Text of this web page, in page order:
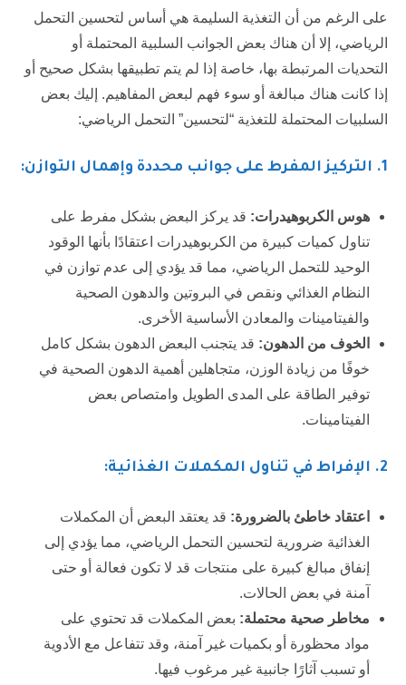
على الرغم من أن التغذية السليمة هي أساس لتحسين التحمل
الرياضي، إلا أن هناك بعض الجوانب السلبية المحتملة أو
التحديات المرتبطة بها، خاصة إذا لم يتم تطبيقها بشكل صحيح أو
إذا كانت هناك مبالغة أو سوء فهم لبعض المفاهيم. إليك بعض
السلبيات المحتملة للتغذية “لتحسين” التحمل الرياضي:
1. التركيز المفرط على جوانب محددة وإهمال التوازن:
هوس الكربوهيدرات: قد يركز البعض بشكل مفرط على
تناول كميات كبيرة من الكربوهيدرات اعتقادًا بأنها الوقود
الوحيد للتحمل الرياضي، مما قد يؤدي إلى عدم توازن في
النظام الغذائي ونقص في البروتين والدهون الصحية
والفيتامينات والمعادن الأساسية الأخرى.
الخوف من الدهون: قد يتجنب البعض الدهون بشكل كامل
خوفًا من زيادة الوزن، متجاهلين أهمية الدهون الصحية في
توفير الطاقة على المدى الطويل وامتصاص بعض
الفيتامينات.
2. الإفراط في تناول المكملات الغذائية:
اعتقاد خاطئ بالضرورة: قد يعتقد البعض أن المكملات
الغذائية ضرورية لتحسين التحمل الرياضي، مما يؤدي إلى
إنفاق مبالغ كبيرة على منتجات قد لا تكون فعالة أو حتى
آمنة في بعض الحالات.
مخاطر صحية محتملة: بعض المكملات قد تحتوي على
مواد محظورة أو بكميات غير آمنة، وقد تتفاعل مع الأدوية
أو تسبب آثارًا جانبية غير مرغوب فيها.